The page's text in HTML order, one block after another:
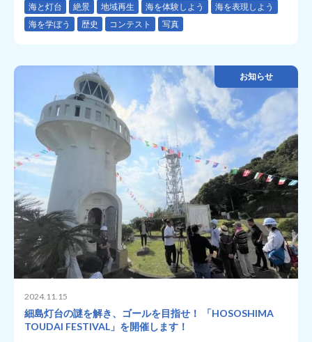
海と灯台 絶景 地域再生 海を体験しよう
海を表現しよう
海を学ぼう
歴史 コンテスト 写真
お知らせ
2024.11.15
細島灯台の謎を解き、ゴールを目指せ！ 「HOSOSHIMA
TOUDAI FESTIVAL」を開催します！